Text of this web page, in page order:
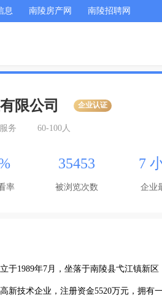
息 南陵房产网 南陵招聘网
限公司 企业认证
务 60-100人
率
35453
被浏览次数
7
企业
于1989年7月，坐落于南陵县弋江镇新
新技术企业，注册资金5520万元，拥有